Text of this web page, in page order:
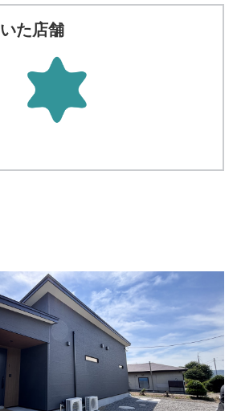
た店舗